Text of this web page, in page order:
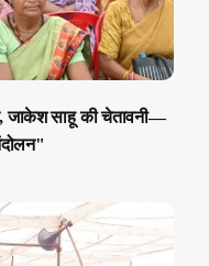
जाकेश साहू की चेतावनी—